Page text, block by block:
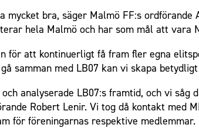
bra, säger Malmö FF:s
hela Malmö och har som mål att vara
för att kontinuerligt få fram fler egna
samman med LB07 kan vi skapa
analyserade LB07:s framtid, och vi
Robert Lenir. Vi tog då kontakt med
för föreningarnas respektive medlemmar.